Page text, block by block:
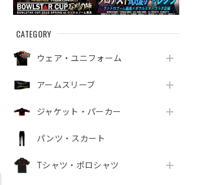
CATEGORY
ウェア・ユニフォーム
アームスリーブ
ジャケット・パーカー
パンツ・スカート
Tシャツ・ポロシャツ